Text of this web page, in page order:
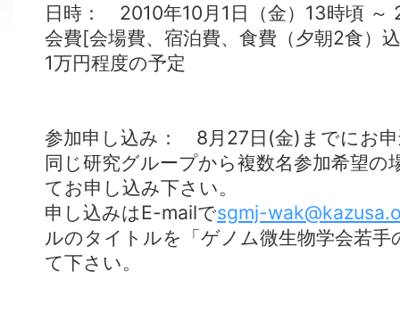
日時： 2010年10月1日（金）13時頃 ～
会費[会場費、宿泊費、食費（夕朝2食
1万円程度の予定
参加申し込み： 8月27日(金)までにお
同じ研究グループから複数名参加希望の
てお申し込み下さい。
申し込みはE-mailでsgmj-
ルのタイトルを「ゲノム微生物学会若
て下さい。